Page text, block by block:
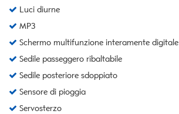
Luci diurne
MP3
Schermo multifunzione interamente digitale
Sedile passeggero ribaltabile
Sedile posteriore sdoppiato
Sensore di pioggia
Servosterzo